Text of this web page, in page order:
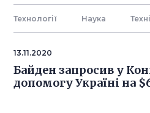
Технології Наука
13.11.2020
Байден запросив у
допомогу Україні на